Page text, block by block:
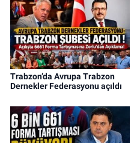
Trabzon’da Avrupa Trabzon
Dernekler Federasyonu açıldı